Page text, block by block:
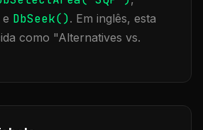
e DbSeek(). Em inglês, esta
como "Alternatives vs.